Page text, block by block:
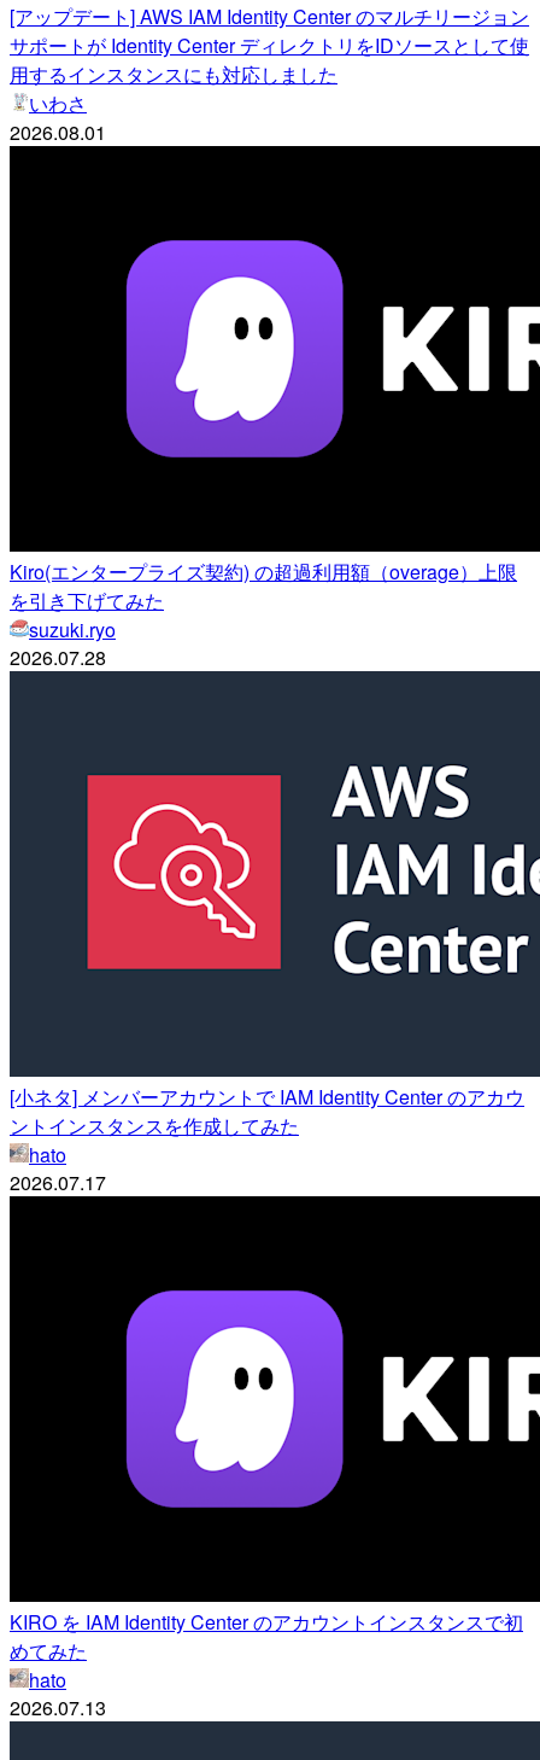
[アップデート] AWS IAM Identity Center のマルチリージョン
サポートが Identity Center ディレクトリをIDソースとして使
用するインスタンスにも対応しました
いわさ
2026.08.01
Kiro(エンタープライズ契約) の超過利用額（overage）上限
を引き下げてみた
suzuki.ryo
2026.07.28
[小ネタ] メンバーアカウントで IAM Identity Center のアカウ
ントインスタンスを作成してみた
hato
2026.07.17
KIRO を IAM Identity Center のアカウントインスタンスで初
めてみた
hato
2026.07.13